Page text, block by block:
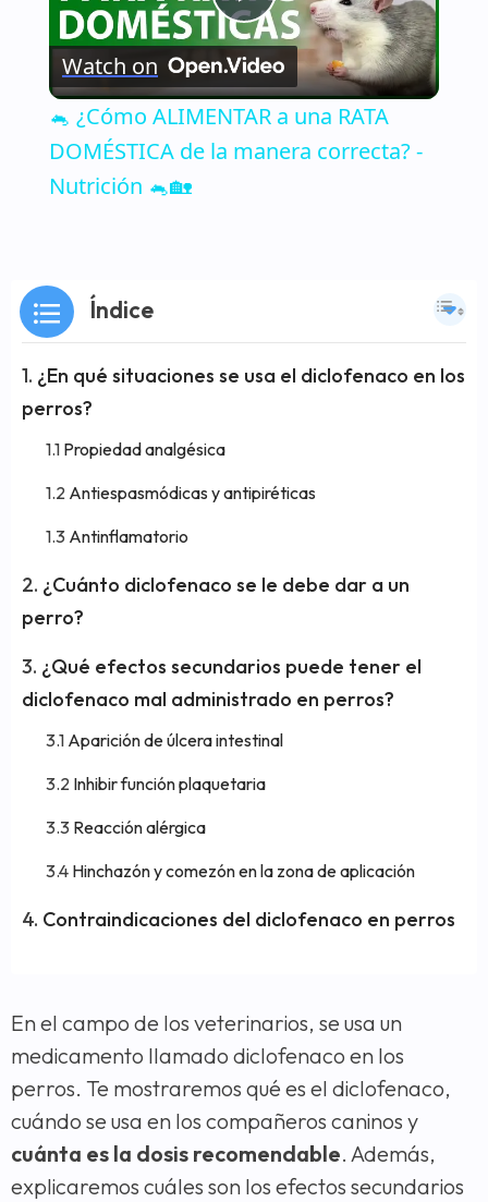
Play
Video
Watch on
🐁 ¿Cómo ALIMENTAR a una RATA
DOMÉSTICA de la manera correcta? -
Nutrición 🐁🏡
Índice
¿En qué situaciones se usa el diclofenaco en los
perros?
Propiedad analgésica
Antiespasmódicas y antipiréticas
Antinflamatorio
¿Cuánto diclofenaco se le debe dar a un
perro?
¿Qué efectos secundarios puede tener el
diclofenaco mal administrado en perros?
Aparición de úlcera intestinal
Inhibir función plaquetaria
Reacción alérgica
Hinchazón y comezón en la zona de aplicación
Contraindicaciones del diclofenaco en perros
En el campo de los veterinarios, se usa un
medicamento llamado diclofenaco en los
perros. Te mostraremos qué es el diclofenaco,
cuándo se usa en los compañeros caninos y
cuánta es la dosis recomendable. Además,
explicaremos cuáles son los efectos secundarios